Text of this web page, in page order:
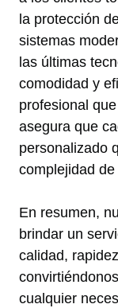
la protección
sistemas
las últimas
comodidad y
profesional
asegura que
personalizado
complejidad
En resumen,
brindar un
calidad,
cualquier